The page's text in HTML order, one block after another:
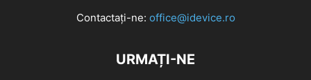
Contactați-ne: office@idevice.ro
URMAȚI-NE